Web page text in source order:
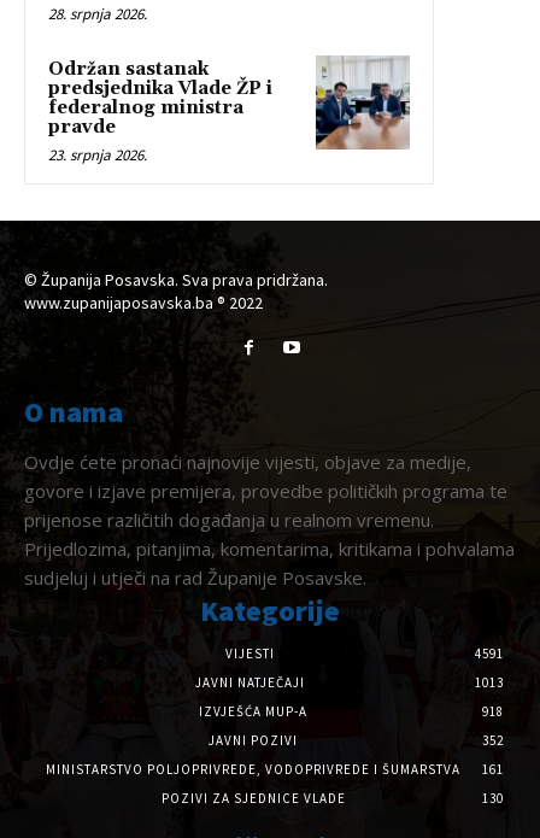
28. srpnja 2026.
Održan sastanak
predsjednika Vlade ŽP i
federalnog ministra
pravde
23. srpnja 2026.
© Županija Posavska. Sva prava pridržana.
www.zupanijaposavska.ba ® 2022
O nama
Ovdje ćete pronaći najnovije vijesti, objave za medije,
govore i izjave premijera, provedbe političkih programa te
prijenose različitih događanja u realnom vremenu.
Prijedlozima, pitanjima, komentarima, kritikama i pohvalama
sudjeluj i utječi na rad Županije Posavske.
Kategorije
VIJESTI
4591
JAVNI NATJEČAJI
1013
IZVJEŠĆA MUP-A
918
JAVNI POZIVI
352
MINISTARSTVO POLJOPRIVREDE, VODOPRIVREDE I ŠUMARSTVA
161
POZIVI ZA SJEDNICE VLADE
130